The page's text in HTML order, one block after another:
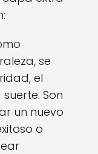
se
el
Son
un nuevo
o